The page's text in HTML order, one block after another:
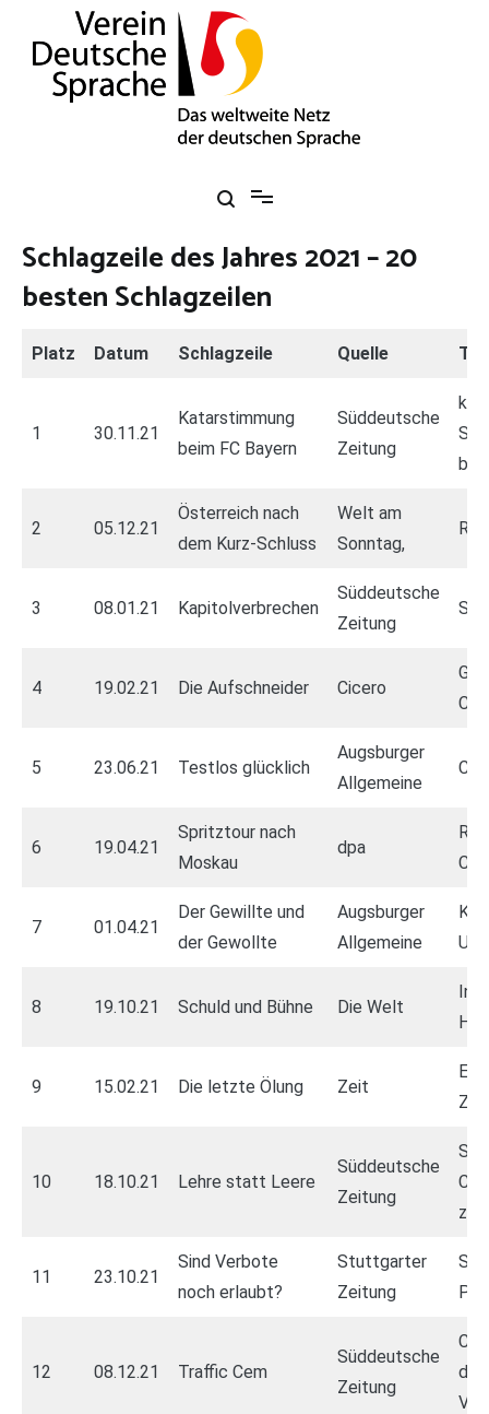
springen
Schlagzeile des Jahres 2021 – 20
besten Schlagzeilen
Platz Datum Schlagzeile Quelle
1 30.11.21
Katarstimmung
beim FC Bayern
Süddeutsche
Zeitung
2 05.12.21
Österreich nach
dem Kurz-Schluss
Welt am
Sonntag,
3 08.01.21 Kapitolverbrechen
Süddeutsche
Zeitung
4 19.02.21 Die Aufschneider Cicero
5 23.06.21 Testlos glücklich
Augsburger
Allgemeine
6 19.04.21
Spritztour nach
Moskau
dpa
7 01.04.21
Der Gewillte und
der Gewollte
Augsburger
Allgemeine
8 19.10.21 Schuld und Bühne Die Welt
9 15.02.21 Die letzte Ölung Zeit
10 18.10.21 Lehre statt Leere
Süddeutsche
Zeitung
11 23.10.21
Sind Verbote
noch erlaubt?
Stuttgarter
Zeitung
12 08.12.21 Traffic Cem
Süddeutsche
Zeitung